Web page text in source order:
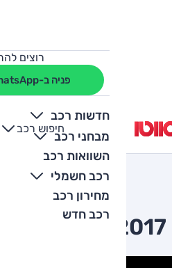
רוצים
פניה ב-WhatsApp
חדשות רכב
מבחני רכב
השוואות רכב
רכב חשמלי
מחירון רכב
רכב חדש
חיפוש רכב
+
-